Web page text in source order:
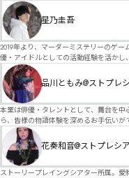
星乃圭吾
2019年より、マーダーミステリーのゲーム
優・アイドルとしての活動経験を活か
ら、お客様に物語の世界へ入り込んでいた
身でも作品制作を行っているので、作
品の魅力をお客様に届けられるような公演を心がけています。
ディングを迎えるのか、どんな物語が
に大好きです！ 対応可能作品は、オフライン（対面）作品のみとなります。 得意分野をひとつ挙げ
るなら恋愛もの（恋愛要素を含むシナ
ジャンルを問わず幅広く対応可能です！お任せください！ 《所属団
ビリズマ- (代表・制作・GM) ★ ストーリープレイングシアター (GM) ★ フィネガンズ ウェイク
(GM)
品川ともみ@ストプレ
本業は俳優・タレントとして、舞台を中心にTV、
ら、皆様の物語体験を深めるお手伝いができればと思って
s=11 活動内容はSNSにて投稿しています。 SPT所属。 ストーリープレイングシアター「星詠みの
標」にてGMデビュー。 ボードゲーム×
演中。
花奏和音@ストプレシ
ストーリープレイングシアター所属。